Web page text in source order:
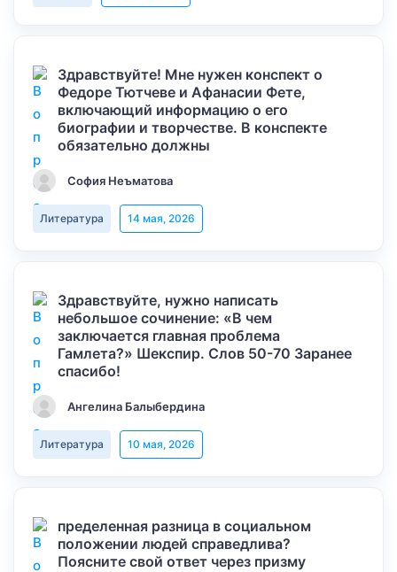
Здравствуйте! Мне нужен конспект о
Федоре Тютчеве и Афанасии Фете,
включающий информацию о его
биографии и творчестве. В конспекте
обязательно должны
София Неъматова
Литература 14 мая, 2026
Здравствуйте, нужно написать
небольшое сочинение: «В чем
заключается главная проблема
Гамлета?» Шекспир. Слов 50-70 Заранее
спасибо!
Ангелина Балыбердина
Литература 10 мая, 2026
пределенная разница в социальном
положении людей справедлива?
Поясните свой ответ через призму